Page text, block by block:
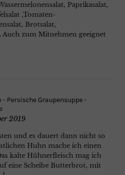
Paprikasalat,
,Tomaten-
Brotsalat,
Auch zum Mitnehmen geeignet
- Persische Graupensuppe -
2019
und es dauert dann nicht so
Huhn mache ich einen
kalte Hühnerfleisch mag ich
eine Scheibe Butterbrot, mit